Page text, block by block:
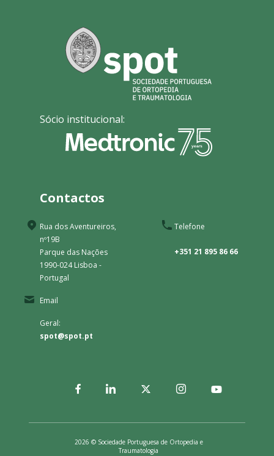
Sócio institucional:
Contactos
Rua dos Aventureiros,
nº19B
Parque das Nações
1990-024 Lisboa -
Portugal
Telefone
+351 21 895 86 66
Email
Geral:
spot@spot.pt
2026 © Sociedade Portuguesa de Ortopedia e
Traumatologia